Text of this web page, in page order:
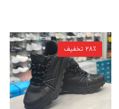
28٪ تخفیف